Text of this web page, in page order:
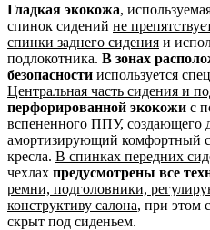
Гладкая экокожа,
спинок сидений не
спинки заднего сидения и
подлокотника. В зонах
безопасности используется
Центральная часть сидения и
перфорированной экокожи с
вспененного ППУ, создающего
амортизирующий комфортный
кресла. В спинках передних
чехлах предусмотрены все
ремни, подголовники,
конструктиву салона, при этом
скрыт под сиденьем.